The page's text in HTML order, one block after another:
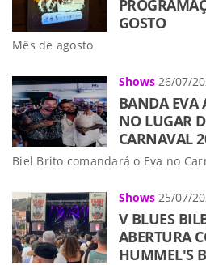
GOSTO
Mês de agosto
Shows 26/07/
BANDA EVA
NO LUGAR
CARNAVAL
Biel Brito comandará o Eva no
Shows 25/07/
V BLUES
ABERTURA
HUMMEL'S